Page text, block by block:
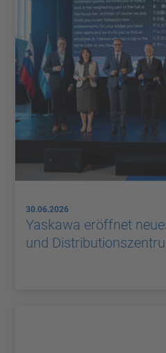
30.06.2026
Yaskawa eröffnet
und